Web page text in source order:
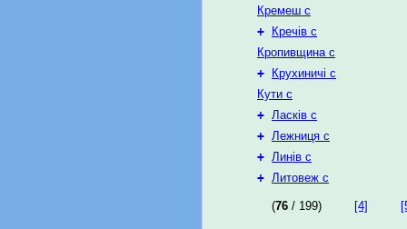
Кремеш с
+
Кречів с
Кропивщина с
+
Крухиничі с
Кути с
+ Ласків с
+ Лежниця с
+ Линів с
+ Литовеж с
(76 / 199) [4]